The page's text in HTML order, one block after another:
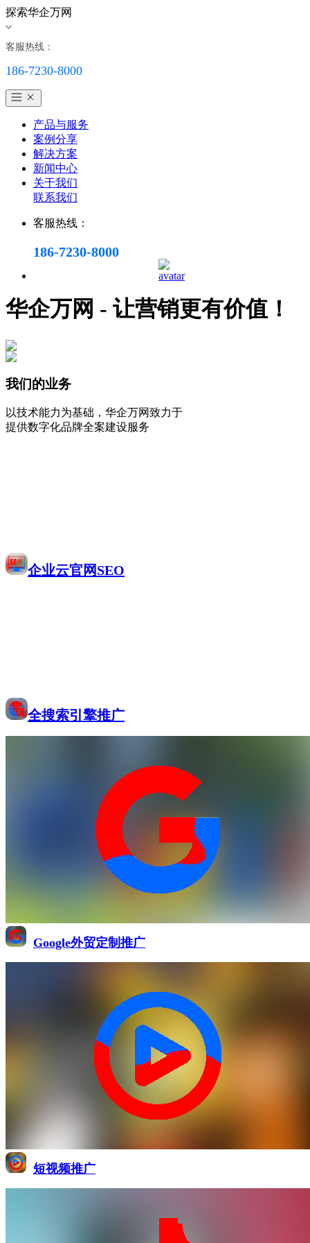
探索华企万网
客服热线：
186-7230-8000
产品与服务
案例分享
解决方案
新闻中心
关于我们
联系我们
客服热线：
186-7230-8000
华企万网 - 让营销更有价值！
我们的业务
以技术能力为基础，华企万网致力于
提供数字化品牌全案建设服务
企业云官网SEO
全搜索引擎推广
Google外贸定制推广
短视频推广